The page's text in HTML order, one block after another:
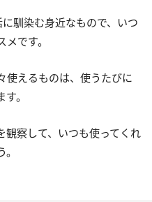
馴染む身近なもので、いつ
です。
使えるものは、使うたびに
。
観察して、いつも使ってくれ